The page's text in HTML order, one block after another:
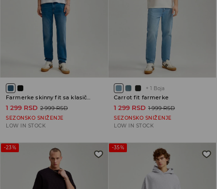
1 299 RSD 2 999 RSD
SEZONSKO SNIŽENJE
LOW IN STOCK
+ 1 Boja
Carrot fit farmerke
1 299 RSD 1 999 RSD
SEZONSKO SNIŽENJE
LOW IN STOCK
-23% -35%